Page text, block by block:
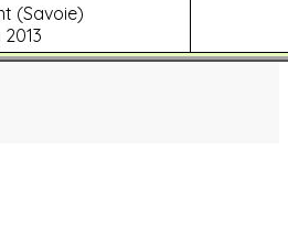
(Savoie)
2013